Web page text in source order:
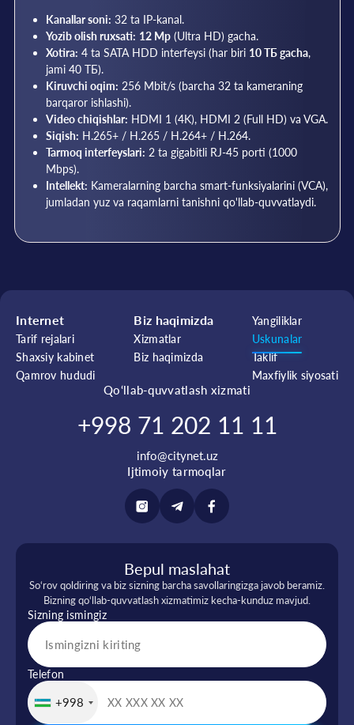
Kanallar soni: 32 ta IP-kanal.
Yozib olish ruxsati: 12 Mp(Ultra HD) gacha.
Xotira: 4 ta SATA HDD interfeysi (har biri 10 ТБ gacha,
jami 40 ТБ).
Kiruvchi oqim: 256 Mbit/s (barcha 32 ta kameraning
barqaror ishlashi).
Video chiqishlar: HDMI 1 (4K), HDMI 2 (Full HD) va VGA.
Siqish: H.265+ / H.265 / H.264+ / H.264.
Tarmoq interfeyslari: 2 ta gigabitli RJ-45 porti (1000
Mbps).
Intellekt: Kameralarning barcha smart-funksiyalarini (VCA),
jumladan yuz va raqamlarni tanishni qo'llab-quvvatlaydi.
Internet
Tarif rejalari
Shaxsiy kabinet
Qamrov hududi
Biz haqimizda
Xizmatlar
Biz haqimizda
Yangiliklar
Uskunalar
Taklif
Maxfiylik siyosati
Qo‘llab-quvvatlash xizmati
+998 71 202 11 11
info@citynet.uz
Ijtimoiy tarmoqlar
Bepul maslahat
So‘rov qoldiring va biz sizning barcha savollaringizga javob beramiz.
Bizning qo‘llab-quvvatlash xizmatimiz kecha-kunduz mavjud.
Sizning ismingiz
Telefon
+998